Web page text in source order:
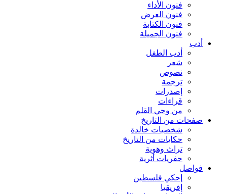
فنون الأداء
فنون العرض
فنون الكتابة
فنون الجميلة
أدب
أدب الطفل
شعر
نصوص
ترجمة
إصدرات
قراءات
من وحي القلم
صفحات من التاريخ
شخصيات خالدة
حكايات من التاريخ
تراث وهوية
حفريات أثرية
فواصل
إحكي فلسطين
إفريقيا